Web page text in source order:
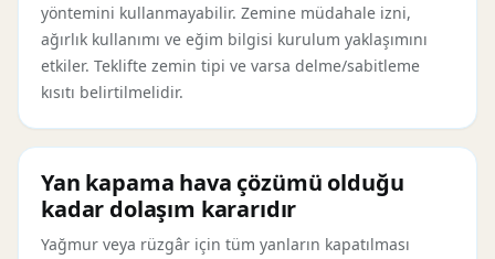
yöntemini kullanmayabilir. Zemine müdahale izni,
ağırlık kullanımı ve eğim bilgisi kurulum yaklaşımını
etkiler. Teklifte zemin tipi ve varsa delme/sabitleme
kısıtı belirtilmelidir.
Yan kapama hava çözümü olduğu
kadar dolaşım kararıdır
Yağmur veya rüzgâr için tüm yanların kapatılması